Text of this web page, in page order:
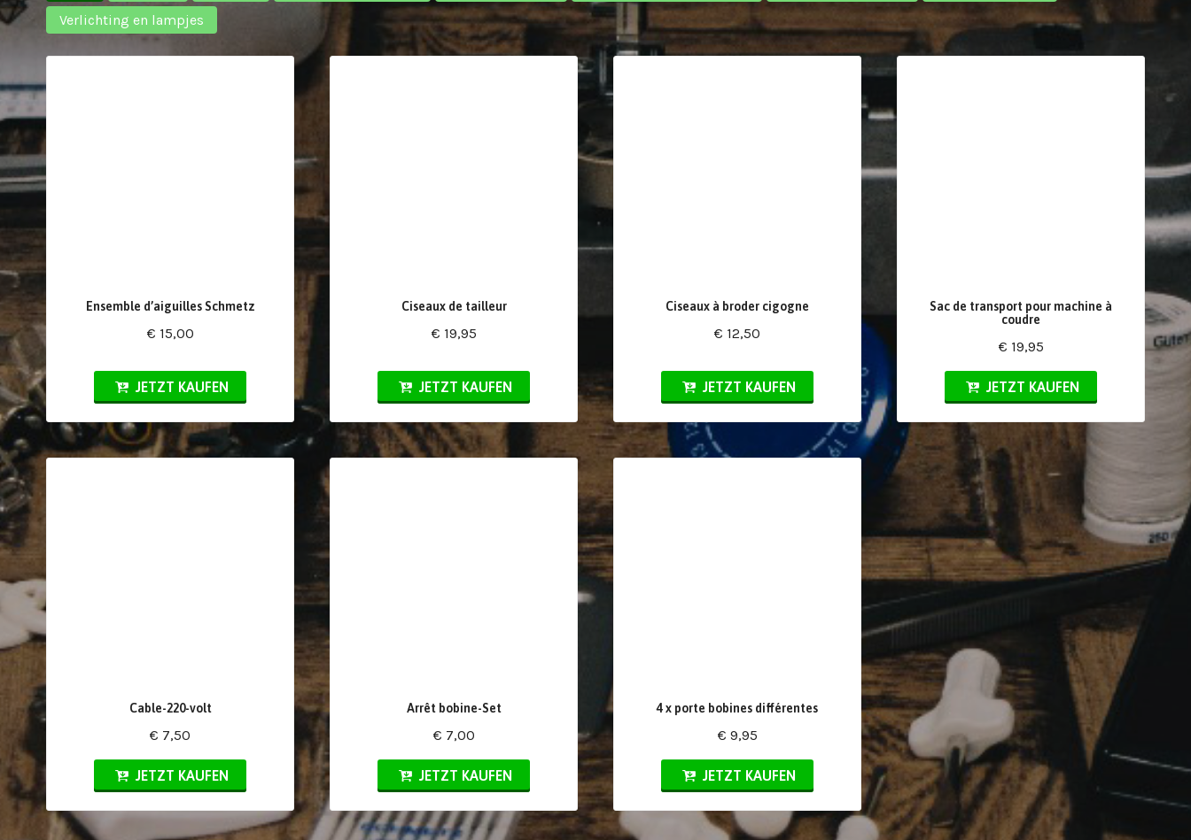
Verlichting en lampjes
Ensemble d’aiguilles Schmetz
€ 15,00
JETZT KAUFEN
Ciseaux de tailleur
€ 19,95
JETZT KAUFEN
Ciseaux à broder cigogne
€ 12,50
JETZT KAUFEN
Sac de transport pour machine à
coudre
€ 19,95
JETZT KAUFEN
Cable-220-volt
€ 7,50
JETZT KAUFEN
Arrêt bobine-Set
€ 7,00
JETZT KAUFEN
4 x porte bobines différentes
€ 9,95
JETZT KAUFEN